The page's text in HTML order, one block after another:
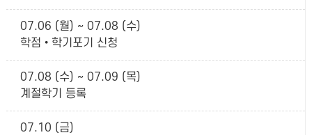
07.06 (월) ~ 07.08 (수)
학점•학기포기 신청
07.08 (수) ~ 07.09 (목)
계절학기 등록
07.10 (금)